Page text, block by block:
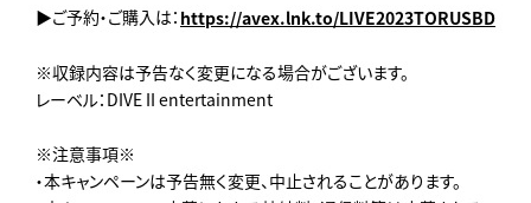
▶ご予約・ご購入は： https://avex.lnk.to/LIVE2023TORUSBD
※収録内容は予告なく変更になる場合がございます。
レーベル：DIVE II entertainment
※注意事項※
・本キャンペーンは予告無く変更、中止されることがあります。